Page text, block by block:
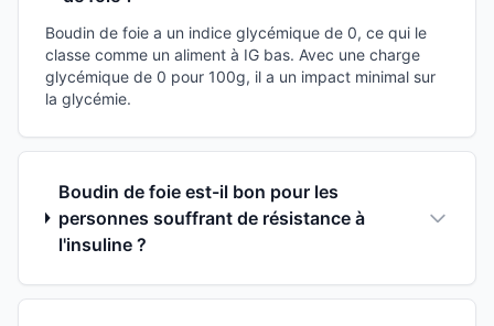
Boudin de foie a un indice glycémique de 0, ce qui le
classe comme un aliment à IG bas. Avec une charge
glycémique de 0 pour 100g, il a un impact minimal sur
la glycémie.
Boudin de foie est-il bon pour les
personnes souffrant de résistance à
l'insuline ?